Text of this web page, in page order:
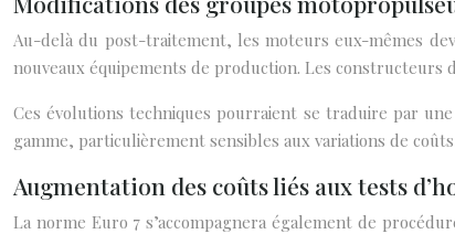
Au-delà du post-traitement, les moteurs eux-mêmes
nouveaux équipements de production. Les
Ces évolutions techniques pourraient se traduire par
gamme, particulièrement sensibles aux variations de
Augmentation des coûts liés aux tests
La norme Euro 7 s’accompagnera également de